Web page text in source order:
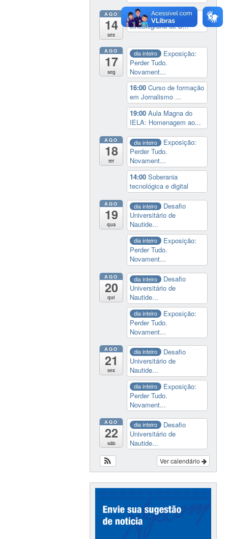
AGO
14
sex
14:00 Lançamento da
cinebiografia de D...
AGO
17
seg
dia inteiro
Exposição:
Perder Tudo.
Novament...
16:00Curso de formação
em Jornalismo ...
19:00Aula Magna do
IELA: Homenagem ao...
AGO
18
ter
dia inteiro
Exposição:
Perder Tudo.
Novament...
14:00Soberania
tecnológica e digital
AGO
19
qua
dia inteiro
Desafio
Universitário de
Nautide...
dia inteiro
Exposição:
Perder Tudo.
Novament...
AGO
20
qui
dia inteiro
Desafio
Universitário de
Nautide...
dia inteiro
Exposição:
Perder Tudo.
Novament...
AGO
21
sex
dia inteiro
Desafio
Universitário de
Nautide...
dia inteiro
Exposição:
Perder Tudo.
Novament...
AGO
22
sáb
dia inteiro
Desafio
Universitário de
Nautide...
Ver calendário